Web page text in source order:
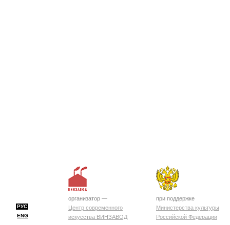
РУС
ENG
организатор —
Центр современного
искусства ВИНЗАВОД
при поддержке
Министерства культуры
Российской Федерации